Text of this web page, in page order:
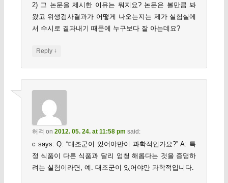
2) 그 논문을 제시한 이유는 뭐지요? 논문은 볼만큼 봐
왔고 위생검사결과가 어떻게 나오는지는 제가 실험실에
서 수시로 결과내기 때문에 누구보다 잘 아는데요?
Reply ↓
허걱 on 2012. 05. 24. at 11:58 pm said:
c says: Q: “대조군이 있어야만이 과학적인가요?” A: 특
정 식품이 다른 식품과 달리 엄청 해롭다는 것을 증명하
려는 실험이라면, 예. 대조군이 있어야만 과학적입니다.